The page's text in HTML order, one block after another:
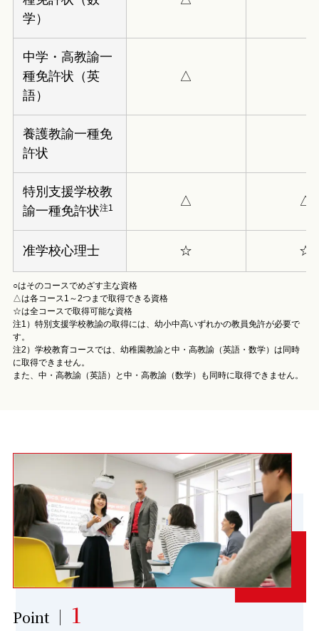
学）
中学・高教諭一
種免許状（英
語）
△
養護教諭一種免
許状
特別支援学校教
諭一種免許状注1 △ △
准学校心理士 ☆ ☆
○はそのコースでめざす主な資格
△は各コース1～2つまで取得できる資格
☆は全コースで取得可能な資格
注1）特別支援学校教諭の取得には、幼小中高いずれかの教員免許が必要で
す。
注2）学校教育コースでは、幼稚園教諭と中・高教諭（英語・数学）は同時
に取得できません。
また、中・高教諭（英語）と中・高教諭（数学）も同時に取得できません。
Point 1